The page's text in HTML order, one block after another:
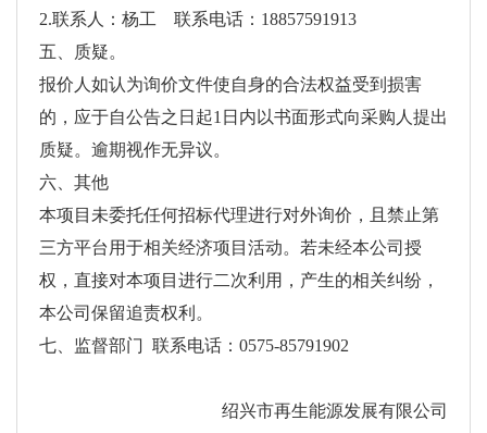
2.联系人：杨工 联系电话：18857591913
五、质疑。
报价人如认为询价文件使自身的合法权益受到损害
的，应于自公告之日起1日内以书面形式向采购人提出
质疑。逾期视作无异议。
六、其他
本项目未委托任何招标代理进行对外询价，且禁止第
三方平台用于相关经济项目活动。若未经本公司授
权，直接对本项目进行二次利用，产生的相关纠纷，
本公司保留追责权利。
七、监督部门 联系电话：0575-85791902
绍兴市再生能源发展有限公司